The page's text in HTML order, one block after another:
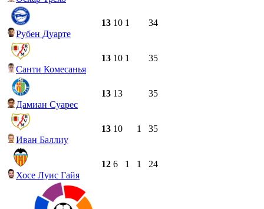
Рубен Дуарте
13 10 1 34
Санти Комесанья
13 10 1 35
Дамиан Суарес
13 13 35
Иван Баллиу
13 10 1 35
Хосе Луис Гайя
12 6 1 1 24